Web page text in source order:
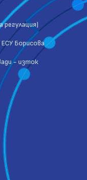
регулация)
Борисова
- изток